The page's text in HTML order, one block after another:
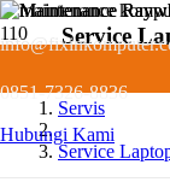
0851-7326-8836
Hubungi Kami
Service
Servis
Service